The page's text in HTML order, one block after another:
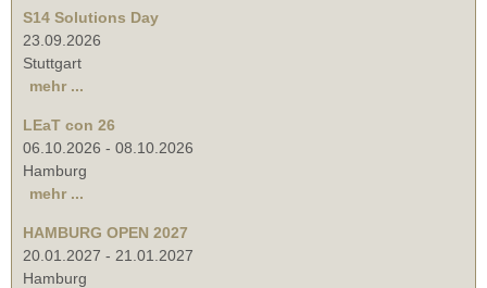
S14 Solutions Day
23.09.2026
Stuttgart
mehr ...
LEaT con 26
06.10.2026 - 08.10.2026
Hamburg
mehr ...
HAMBURG OPEN 2027
20.01.2027 - 21.01.2027
Hamburg